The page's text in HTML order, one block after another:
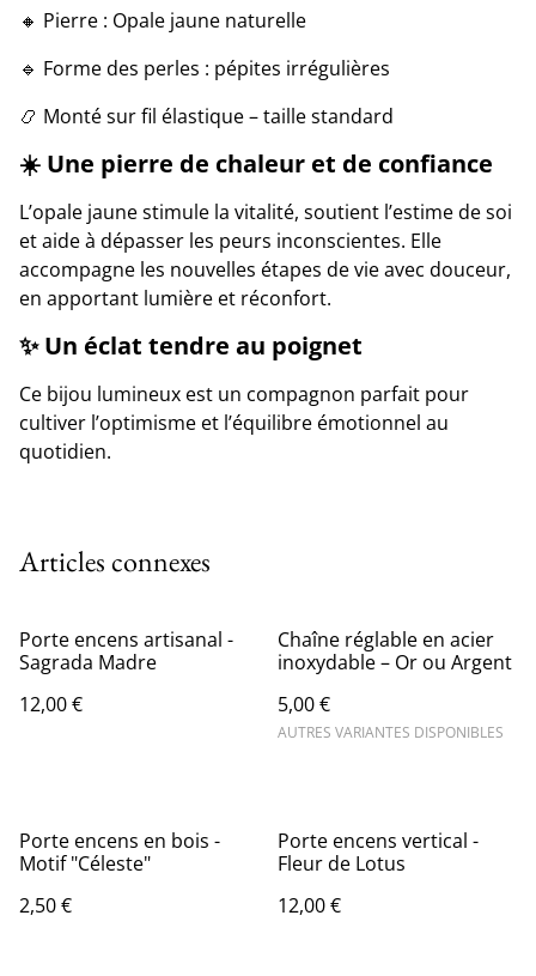
🔸 Pierre : Opale jaune naturelle
🔹 Forme des perles : pépites irrégulières
📿 Monté sur fil élastique – taille standard
☀️ Une pierre de chaleur et de confiance
L’opale jaune stimule la vitalité, soutient l’estime de soi
et aide à dépasser les peurs inconscientes. Elle
accompagne les nouvelles étapes de vie avec douceur,
en apportant lumière et réconfort.
✨ Un éclat tendre au poignet
Ce bijou lumineux est un compagnon parfait pour
cultiver l’optimisme et l’équilibre émotionnel au
quotidien.
Articles connexes
Porte encens artisanal -
Sagrada Madre
12,00 €
Chaîne réglable en acier
inoxydable – Or ou Argent
5,00 €
AUTRES VARIANTES DISPONIBLES
Porte encens en bois -
Motif "Céleste"
2,50 €
Porte encens vertical -
Fleur de Lotus
12,00 €